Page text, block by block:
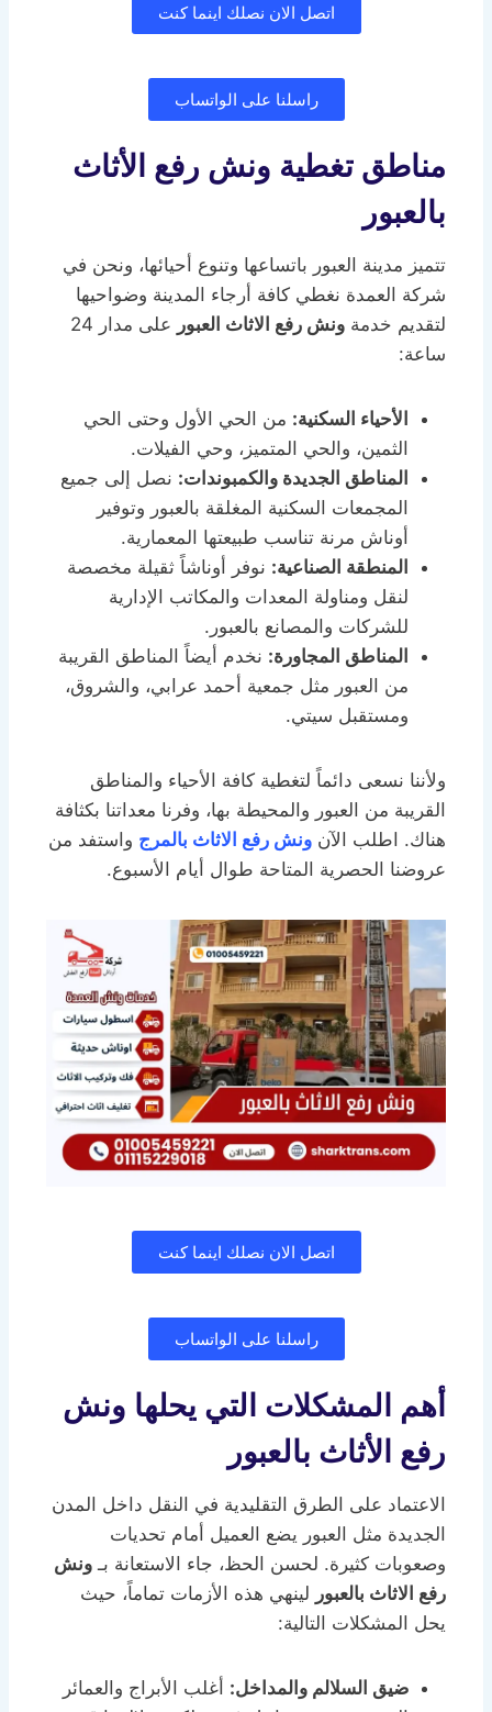
اتصل الان نصلك اينما كنت
راسلنا على الواتساب
مناطق تغطية ونش رفع الأثاث
بالعبور
تتميز مدينة العبور باتساعها وتنوع أحيائها، ونحن في
شركة العمدة نغطي كافة أرجاء المدينة وضواحيها
لتقديم خدمة ونش رفع الاثاث العبور
على مدار 24
ساعة:
الأحياء السكنية: من الحي الأول وحتى الحي
الثمين، والحي المتميز، وحي الفيلات.
المناطق الجديدة والكمبوندات: نصل إلى جميع
المجمعات السكنية المغلقة بالعبور وتوفير
أوناش مرنة تناسب طبيعتها المعمارية.
المنطقة الصناعية: نوفر أوناشاً ثقيلة مخصصة
لنقل ومناولة المعدات والمكاتب الإدارية
للشركات والمصانع بالعبور.
المناطق المجاورة: نخدم أيضاً المناطق القريبة
من العبور مثل جمعية أحمد عرابي، والشروق،
ومستقبل سيتي.
ولأننا نسعى دائماً لتغطية كافة الأحياء والمناطق
القريبة من العبور والمحيطة بها، وفرنا معداتنا بكثافة
هناك. اطلب الآن ونش رفع الاثاث بالمرج واستفد من
عروضنا الحصرية المتاحة طوال أيام الأسبوع.
اتصل الان نصلك اينما كنت
راسلنا على الواتساب
أهم المشكلات التي يحلها ونش
رفع الأثاث بالعبور
الاعتماد على الطرق التقليدية في النقل داخل المدن
الجديدة مثل العبور يضع العميل أمام تحديات
وصعوبات كثيرة. لحسن الحظ، جاء الاستعانة بـ ونش
رفع الاثاث بالعبور لينهي هذه الأزمات تماماً، حيث
يحل المشكلات التالية:
ضيق السلالم والمداخل: أغلب الأبراج والعمائر